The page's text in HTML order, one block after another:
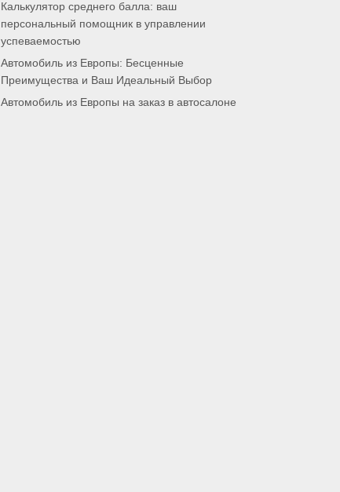
Калькулятор среднего балла: ваш
персональный помощник в управлении
успеваемостью
Автомобиль из Европы: Бесценные
Преимущества и Ваш Идеальный Выбор
Автомобиль из Европы на заказ в автосалоне